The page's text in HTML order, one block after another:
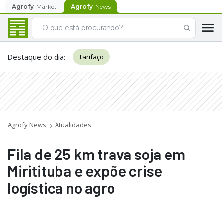
Agrofy Market Agrofy News
Destaque do dia: Tarifaço
Agrofy News Atualidades
Fila de 25 km trava soja em
Miritituba e expõe crise
logística no agro